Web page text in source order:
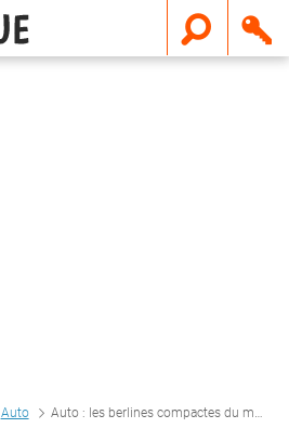
Auto Auto : les berlines compactes du moment